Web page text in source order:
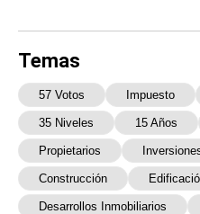
Temas
57 Votos Impuesto
35 Niveles 15 Años
Propietarios
Construcción
Desarrollos Inmobiliarios